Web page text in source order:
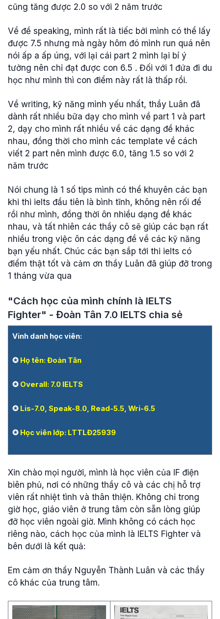
cũng tăng được 2.0 so với 2 năm trước
Về đề speaking, mình rất là tiếc bởi mình có thể lấy
được 7.5 nhưng mà ngày hôm đó mình run quá nên
nói ấp a ấp úng, với lại cái part 2 mình lại bí ý
tưởng nên chỉ đạt được con 6.5 . Đối với 1 đứa đi du
học như mình thì con điểm này rất là thấp rồi.
Về writing, kỹ năng mình yếu nhất, thầy Luân đã
dành rất nhiều bữa dạy cho mình về part 1 và part
2, dạy cho mình rất nhiều về các dạng đề khác
nhau, đồng thời cho mình các template về cách
viết 2 part nên mình được 6.0, tăng 1.5 so với 2
năm trước
Nói chung là 1 số tips mình có thể khuyên các bạn
khi thi ielts đầu tiên là bình tĩnh, không nên rối để
rồi như mình, đồng thời ôn nhiều dạng đề khác
nhau, và tất nhiên các thầy cô sẽ giúp các bạn rất
nhiều trong việc ôn các dạng đề về các kỹ năng
bạn yếu nhất. Chúc các bạn sắp tới thi ielts có
điểm thật tốt và cảm ơn thầy Luân đã giúp đỡ trong
1 tháng vừa qua
"Cách học của mình chính là IELTS
Fighter" - Đoàn Tân 7.0 IELTS chia sẻ
Vinh danh học viên:
✪ Họ tên: Đoàn Tân
✪ Overall: 7.0 IELTS
✪ Lis-7.0, Speak-8.0, Read-5.5, Wri-6.5
✪ Học viên lớp: LTTLĐ25939
Xin chào mọi người, mình là học viên của IF điện
biên phủ, nơi có những thầy cô và các chị hỗ trợ
viên rất nhiệt tình và thân thiện. Không chỉ trong
giờ học, giáo viên ở trung tâm còn sẵn lòng giúp
đỡ học viên ngoài giờ. Mình không có cách học
riêng nào, cách học của mình là IELTS Fighter và
bên dưới là kết quả:
Em cảm ơn thầy Nguyễn Thành Luân và các thầy
cô khác của trung tâm.